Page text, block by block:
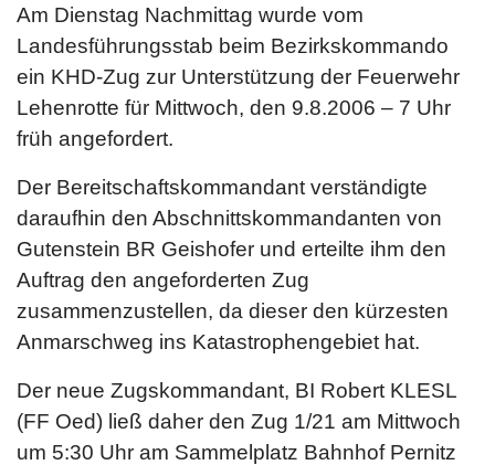
Am Dienstag Nachmittag wurde vom
Landesführungsstab beim Bezirkskommando
ein KHD-Zug zur Unterstützung der Feuerwehr
Lehenrotte für Mittwoch, den 9.8.2006 – 7 Uhr
früh angefordert.
Der Bereitschaftskommandant verständigte
daraufhin den Abschnittskommandanten von
Gutenstein BR Geishofer und erteilte ihm den
Auftrag den angeforderten Zug
zusammenzustellen, da dieser den kürzesten
Anmarschweg ins Katastrophengebiet hat.
Der neue Zugskommandant, BI Robert KLESL
(FF Oed) ließ daher den Zug 1/21 am Mittwoch
um 5:30 Uhr am Sammelplatz Bahnhof Pernitz